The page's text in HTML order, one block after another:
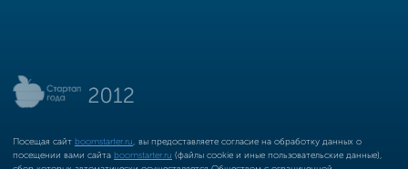
Посещая сайт boomstarter.ru , вы предоставляете согласие на обработку данных о
посещении вами сайта boomstarter.ru (файлы cookie и иные пользовательские данные),